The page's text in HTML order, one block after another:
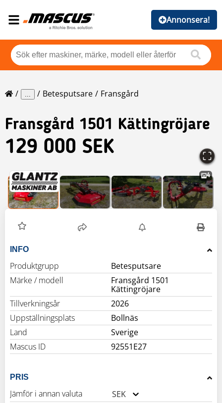
Annonsera!
... Betesputsare Fransgård
Fransgård 1501 Kättingröjare
129 000 SEK
4
INFO
Produktgrupp
Betesputsare
Märke / modell
Fransgård 1501
Kättingröjare
Tillverkningsår
2026
Uppställningsplats
Bollnäs
Land
Sverige
Mascus ID
92551E27
PRIS
Jämför i annan valuta
SEK